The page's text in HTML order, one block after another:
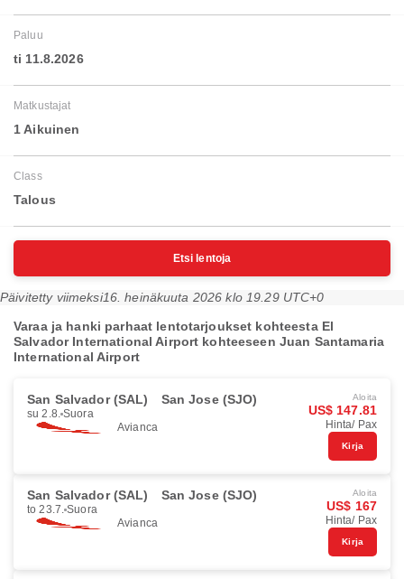
Paluu
ti 11.8.2026
Matkustajat
1 Aikuinen
Class
Talous
Etsi lentoja
Päivitetty viimeksi16. heinäkuuta 2026 klo 19.29 UTC+0
Varaa ja hanki parhaat lentotarjoukset kohteesta El
Salvador International Airport kohteeseen Juan Santamaria
International Airport
San Salvador (SAL) San Jose (SJO)
su 2.8. Suora
Avianca
Aloita
US$ 147.81
Hinta/ Pax
Kirja
San Salvador (SAL) San Jose (SJO)
to 23.7. Suora
Avianca
Aloita
US$ 167
Hinta/ Pax
Kirja